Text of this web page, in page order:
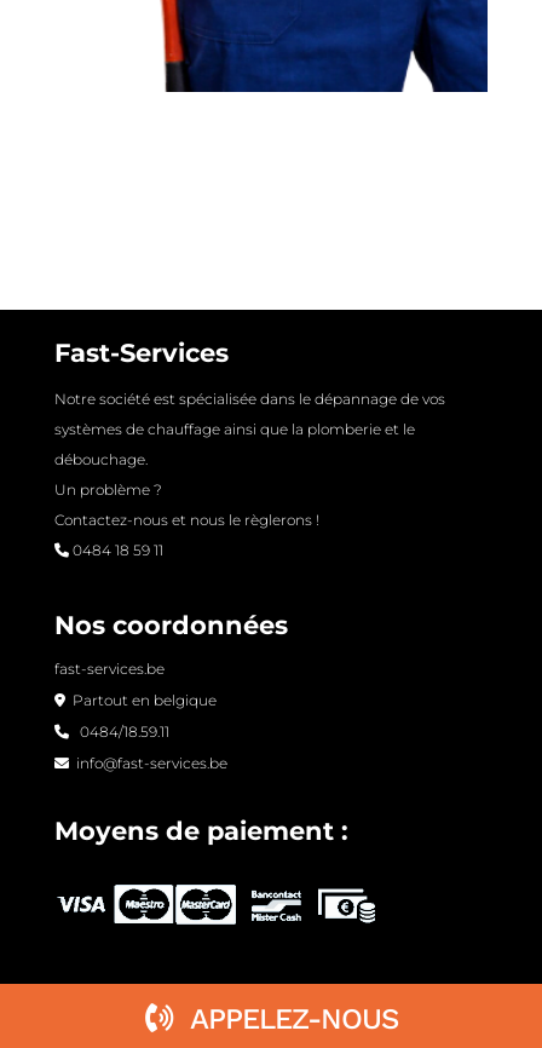
APPELEZ-NOUS
Fast-Services
Notre société est spécialisée dans le dépannage de vos
systèmes de chauffage ainsi que la plomberie et le
débouchage.
Un problème ?
Contactez-nous et nous le règlerons !
0484 18 59 11
Nos coordonnées
fast-services.be
Partout en belgique
0484/18.59.11
info@fast-services.be
Moyens de paiement :